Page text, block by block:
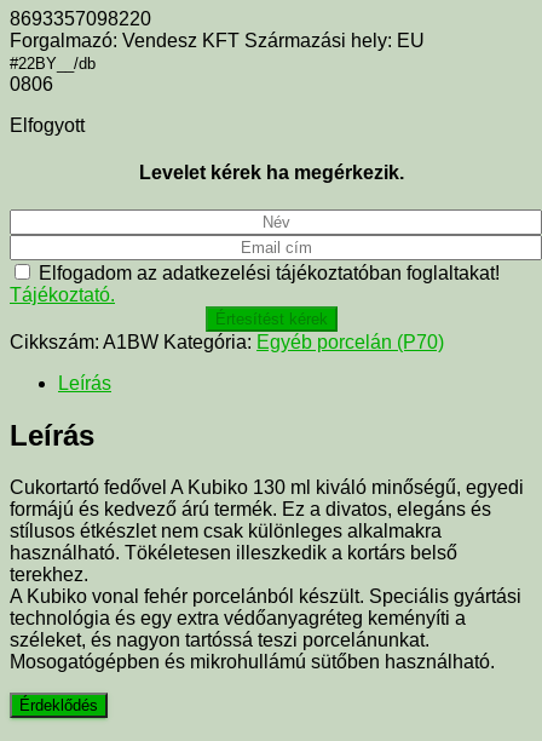
8693357098220
Forgalmazó: Vendesz KFT Származási hely: EU
#22BY__/db
0806
Elfogyott
Levelet kérek ha megérkezik.
Elfogadom az adatkezelési tájékoztatóban foglaltakat!
Tájékoztató.
Értesítést kérek
Cikkszám: A1BW Kategória: Egyéb porcelán (P70)
Leírás
Leírás
Cukortartó fedővel A Kubiko 130 ml kiváló minőségű, egyedi
formájú és kedvező árú termék. Ez a divatos, elegáns és
stílusos étkészlet nem csak különleges alkalmakra
használható. Tökéletesen illeszkedik a kortárs belső
terekhez.
A Kubiko vonal fehér porcelánból készült. Speciális gyártási
technológia és egy extra védőanyagréteg keményíti a
széleket, és nagyon tartóssá teszi porcelánunkat.
Mosogatógépben és mikrohullámú sütőben használható.